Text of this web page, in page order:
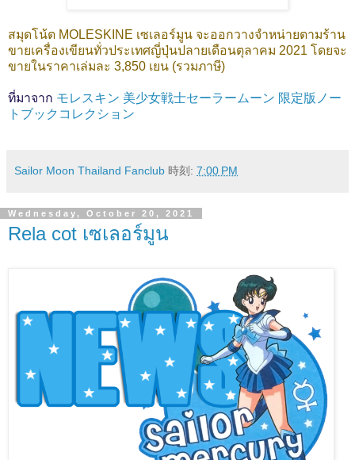
สมุดโน้ต MOLESKINE เซเลอร์มูน จะออกวางจำหน่ายตามร้าน
ขายเครื่องเขียนทั่วประเทศญี่ปุ่นปลายเดือนตุลาคม 2021 โดยจะ
ขายในราคาเล่มละ 3,850 เยน (รวมภาษี)
ที่มาจาก モレスキン 美少女戦士セーラームーン 限定版ノー
トブックコレクション
Sailor Moon Thailand Fanclub 時刻: 7:00 PM
Wednesday, October 20, 2021
Rela cot เซเลอร์มูน